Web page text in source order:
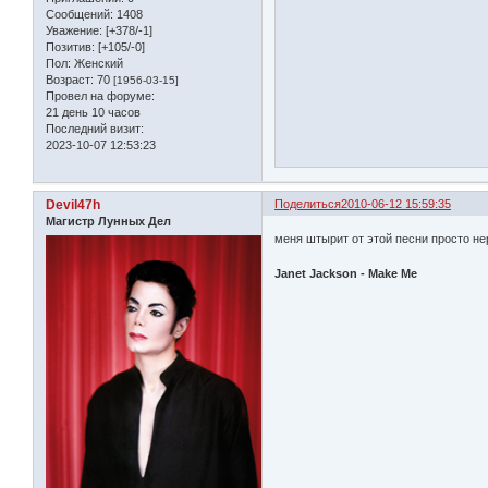
Сообщений: 1408
Уважение: [+378/-1]
Позитив: [+105/-0]
Пол: Женский
Возраст: 70 [1956-03-15]
Провел на форуме:
21 день 10 часов
Последний визит:
2023-10-07 12:53:23
Поделиться2010-06-12 15:59:35
Devil47h
Магистр Лунных Дел
меня штырит от этой песни просто
Janet Jackson - Make Me